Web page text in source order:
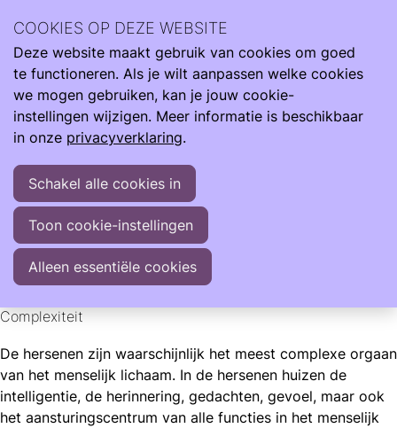
Zoeken
om je te ondersteunen als je kind te vroeg, te licht en ziek
geboren wordt.
Neonatologie
Complicaties na vroeggeboorte: hersenen
Complicaties na vroeggeboorte: hersenen
Baby's die te vroeg worden geboren, hebben een groter
risico op een hersenbloeding. Het kwetsbare
hersenweefsel kan beschadigd raken
Care4Neo
Complexiteit
De hersenen zijn waarschijnlijk het meest complexe orgaan
van het menselijk lichaam. In de hersenen huizen de
intelligentie, de herinnering, gedachten, gevoel, maar ook
het aansturingscentrum van alle functies in het menselijk
COOKIES OP DEZE WEBSITE
Deze website maakt gebruik van cookies om goed
te functioneren. Als je wilt aanpassen welke cookies
we mogen gebruiken, kan je jouw cookie-
instellingen wijzigen. Meer informatie is beschikbaar
in onze privacyverklaring.
Schakel alle cookies in
Toon cookie-instellingen
Alleen essentiële cookies